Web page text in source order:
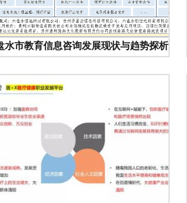
_一呼百应 youboy.com
水市教育信息咨询发展现状与趋势探析